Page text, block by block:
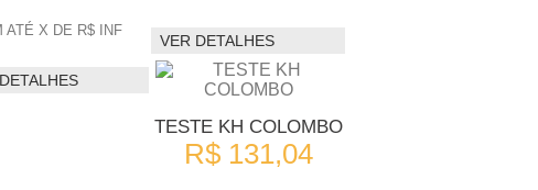
ATÉ X DE R$ INF
VER DETALHES
TESTE KH COLOMBO
R$ 131,04